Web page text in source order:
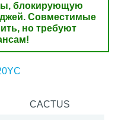
блокирующую
Совместимые
но требуют
CACTUS